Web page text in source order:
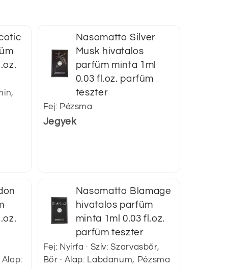
Nasomatto Silver
Musk hivatalos
parfüm minta 1ml
0.03 fl.oz. parfüm
teszter
Fej: Pézsma
Jegyek
Nasomatto Blamage
hivatalos parfüm
minta 1ml 0.03 fl.oz.
parfüm teszter
Fej: Nyírfa · Szív: Szarvasbőr,
Bőr · Alap: Labdanum, Pézsma